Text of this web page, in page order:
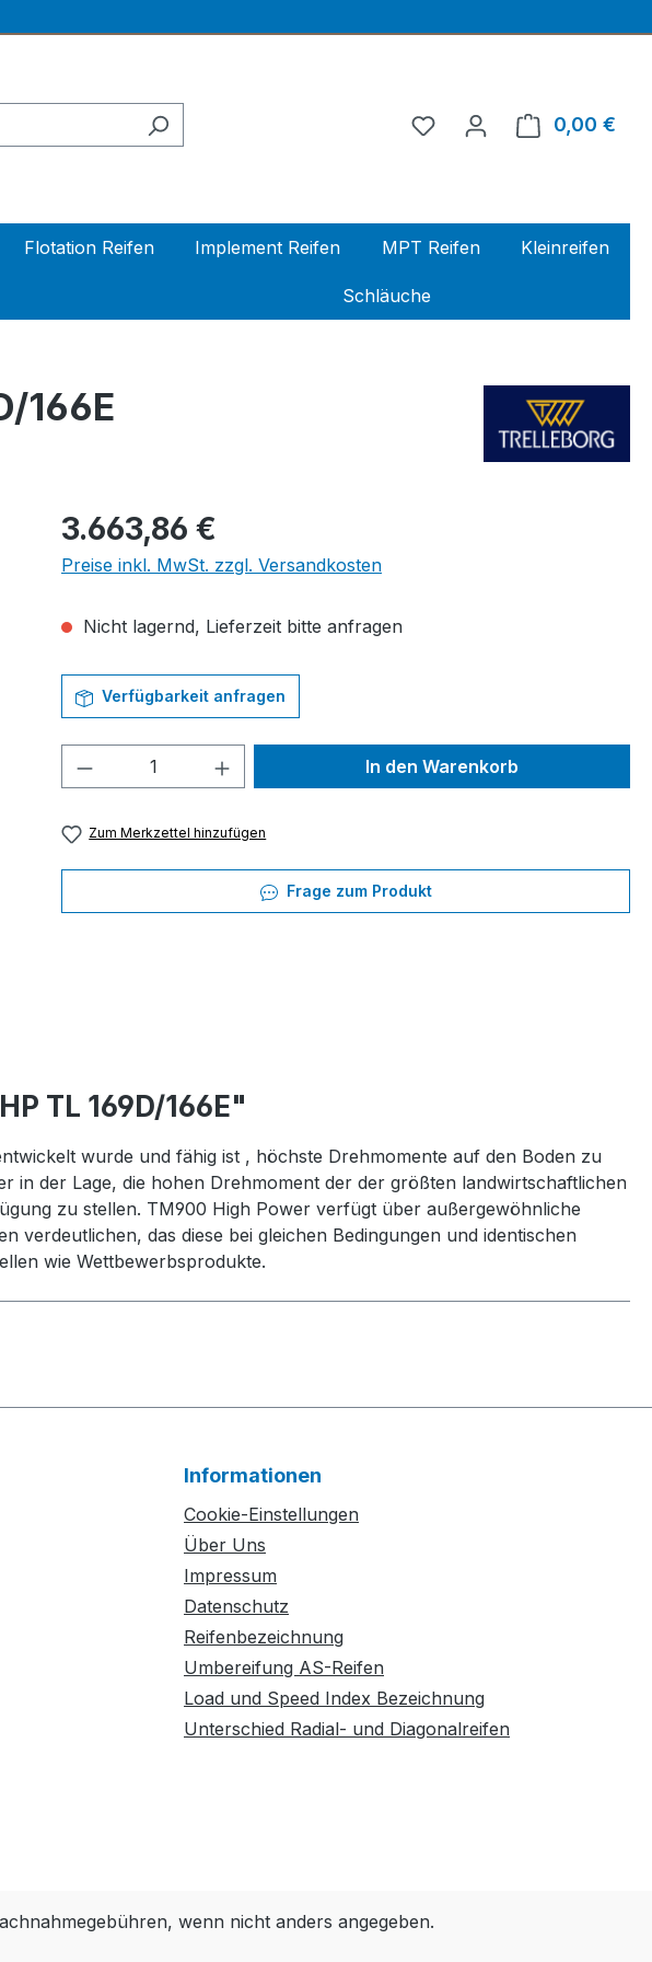
0,00 €
Flotation Reifen Implement Reifen MPT Reifen Kleinreifen
Schläuche
166E
Regulärer Preis:
3.663,86 €
Preise inkl. MwSt. zzgl. Versandkosten
Nicht lagernd, Lieferzeit bitte anfragen
Verfügbarkeit anfragen
Produkt Anzahl: Gib den gewünschten Wert
In den Warenkorb
Zum Merkzettel hinzufügen
Frage zum Produkt
TL 169D/166E"
wurde und fähig ist , höchste Drehmomente auf den Boden zu
in der Lage, die hohen Drehmoment der der größten landwirtschaftlichen
zu stellen. TM900 High Power verfügt über außergewöhnliche
verdeutlichen, das diese bei gleichen Bedingungen und identischen
wie Wettbewerbsprodukte.
Informationen
Cookie-Einstellungen
Über Uns
Impressum
Datenschutz
Reifenbezeichnung
Umbereifung AS-Reifen
Load und Speed Index Bezeichnung
Unterschied Radial- und Diagonalreifen
wenn nicht anders angegeben.